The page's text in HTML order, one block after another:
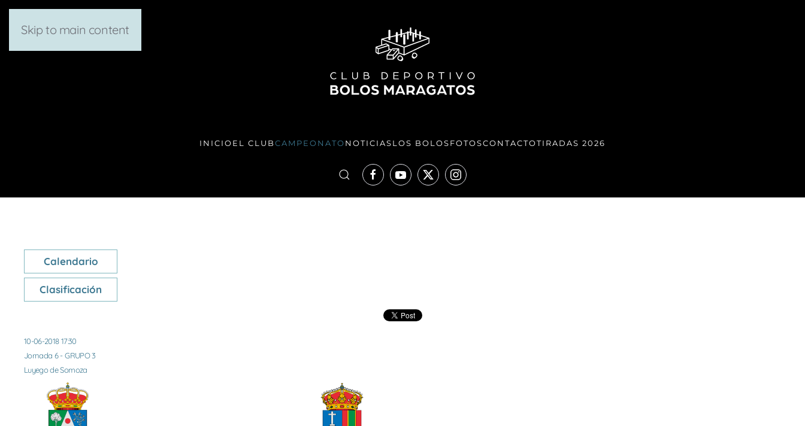
Skip to main content
INICIOEL CLUBCAMPEONATONOTICIASLOS BOLOSFOTOSCONTACTOTIRADAS 2026
Calendario
Clasificación
10-06-2018 17:30
Jornada 6 - GRUPO 3
Luyego de Somoza